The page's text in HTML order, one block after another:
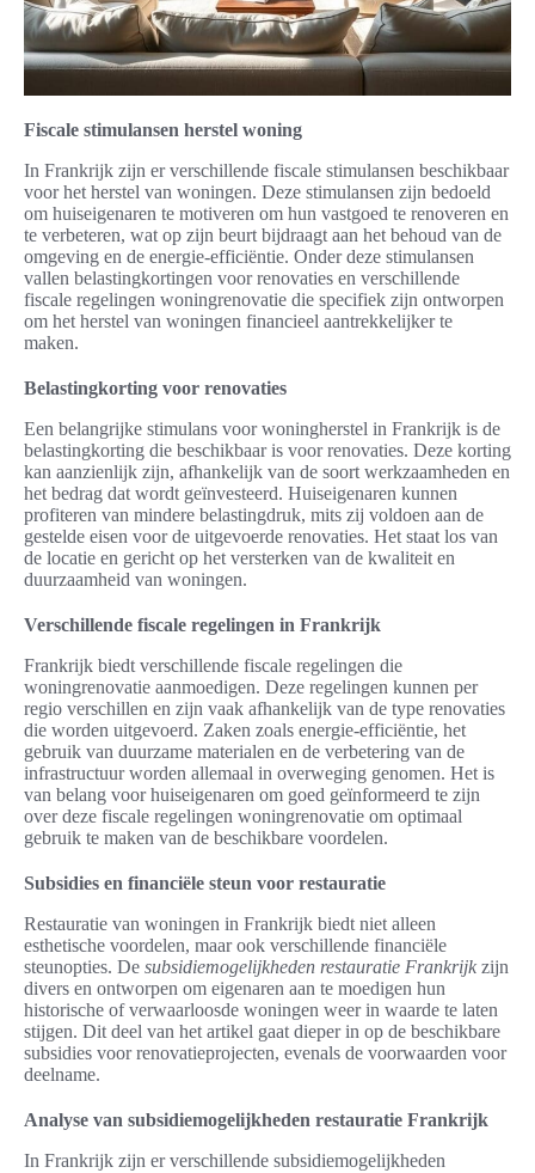
Fiscale stimulansen herstel woning
In Frankrijk zijn er verschillende fiscale stimulansen beschikbaar
voor het herstel van woningen. Deze stimulansen zijn bedoeld
om huiseigenaren te motiveren om hun vastgoed te renoveren en
te verbeteren, wat op zijn beurt bijdraagt aan het behoud van de
omgeving en de energie-efficiëntie. Onder deze stimulansen
vallen belastingkortingen voor renovaties en verschillende
fiscale regelingen woningrenovatie die specifiek zijn ontworpen
om het herstel van woningen financieel aantrekkelijker te
maken.
Belastingkorting voor renovaties
Een belangrijke stimulans voor woningherstel in Frankrijk is de
belastingkorting die beschikbaar is voor renovaties. Deze korting
kan aanzienlijk zijn, afhankelijk van de soort werkzaamheden en
het bedrag dat wordt geïnvesteerd. Huiseigenaren kunnen
profiteren van mindere belastingdruk, mits zij voldoen aan de
gestelde eisen voor de uitgevoerde renovaties. Het staat los van
de locatie en gericht op het versterken van de kwaliteit en
duurzaamheid van woningen.
Verschillende fiscale regelingen in Frankrijk
Frankrijk biedt verschillende fiscale regelingen die
woningrenovatie aanmoedigen. Deze regelingen kunnen per
regio verschillen en zijn vaak afhankelijk van de type renovaties
die worden uitgevoerd. Zaken zoals energie-efficiëntie, het
gebruik van duurzame materialen en de verbetering van de
infrastructuur worden allemaal in overweging genomen. Het is
van belang voor huiseigenaren om goed geïnformeerd te zijn
over deze fiscale regelingen woningrenovatie om optimaal
gebruik te maken van de beschikbare voordelen.
Subsidies en financiële steun voor restauratie
Restauratie van woningen in Frankrijk biedt niet alleen
esthetische voordelen, maar ook verschillende financiële
steunopties. De subsidiemogelijkheden restauratie Frankrijk zijn
divers en ontworpen om eigenaren aan te moedigen hun
historische of verwaarloosde woningen weer in waarde te laten
stijgen. Dit deel van het artikel gaat dieper in op de beschikbare
subsidies voor renovatieprojecten, evenals de voorwaarden voor
deelname.
Analyse van subsidiemogelijkheden restauratie Frankrijk
In Frankrijk zijn er verschillende subsidiemogelijkheden